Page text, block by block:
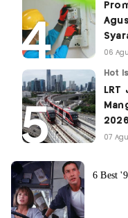
06
Hot
2026
07